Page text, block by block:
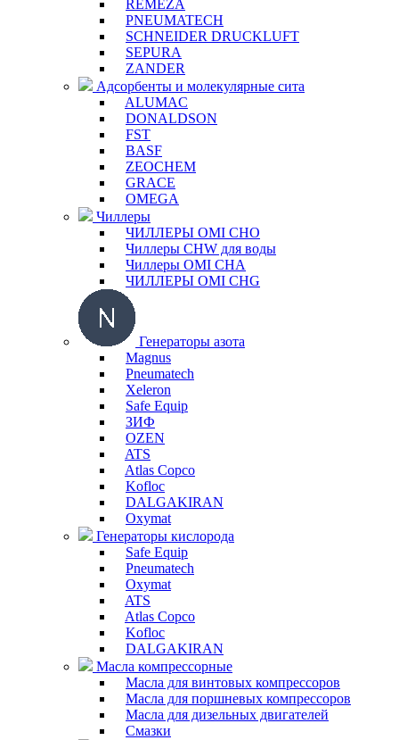
REMEZA
PNEUMATECH
SCHNEIDER DRUCKLUFT
SEPURA
ZANDER
Адсорбенты и молекулярные сита
ALUMAC
DONALDSON
FST
BASF
ZEOCHEM
GRACE
OMEGA
Чиллеры
ЧИЛЛЕРЫ OMI CHO
Чиллеры CHW для воды
Чиллеры OMI CHA
ЧИЛЛЕРЫ OMI CHG
Генераторы азота
Magnus
Pneumatech
Xeleron
Safe Equip
ЗИФ
OZEN
ATS
Atlas Copco
Kofloc
DALGAKIRAN
Oxymat
Генераторы кислорода
Safe Equip
Pneumatech
Oxymat
ATS
Atlas Copco
Kofloc
DALGAKIRAN
Масла компрессорные
Масла для винтовых компрессоров
Масла для поршневых компрессоров
Масла для дизельных двигателей
Смазки